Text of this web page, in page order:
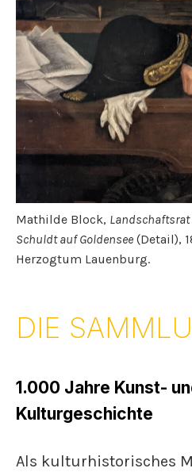
Mathilde Block, Landschaftsrat
Schuldt auf Goldensee (Detail),
Herzogtum Lauenburg.
DIE
1.000 Jahre Kunst-
Kulturgeschichte
Als kulturhistorisches